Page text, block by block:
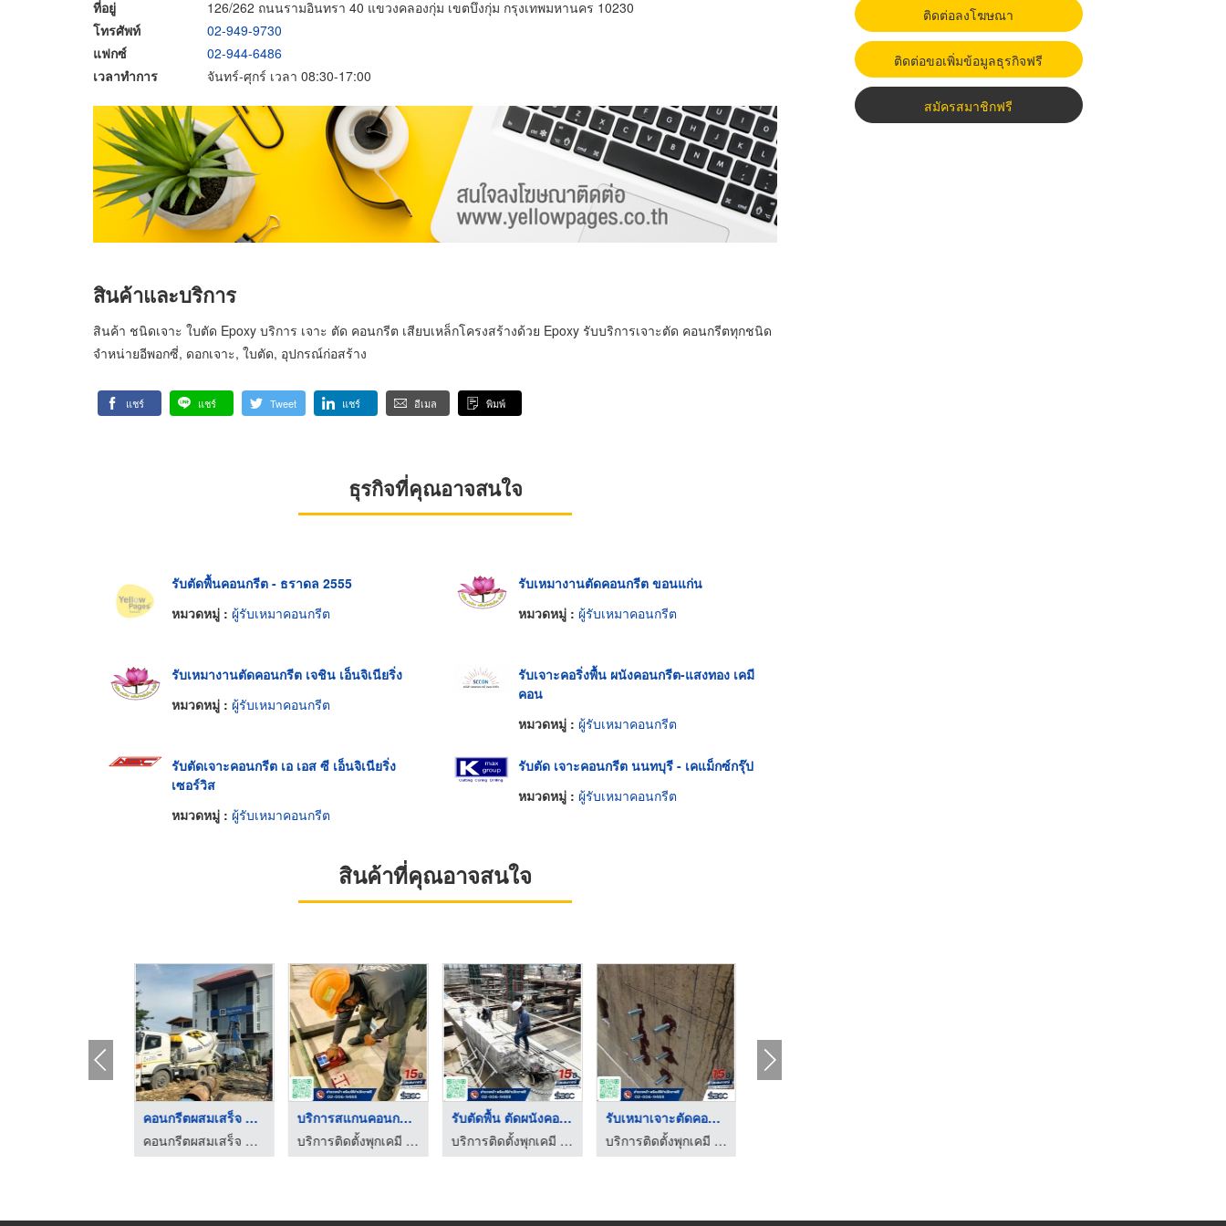
ที่อยู่
126/262 ถนนรามอินทรา 40 แขวงคลองกุ่ม เขตบึงกุ่ม กรุงเทพมหานคร 10230
โทรศัพท์
02-949-9730
แฟกซ์
02-944-6486
เวลาทำการ
จันทร์-ศุกร์ เวลา 08:30-17:00
สินค้าและบริการ
สินค้า ชนิดเจาะ ใบตัด Epoxy บริการ เจาะ ตัด คอนกรีต เสียบเหล็กโครงสร้างด้วย Epoxy รับบริการเจาะตัด คอนกรีตทุกชนิด
จำหน่ายอีพอกซี่, ดอกเจาะ, ใบตัด, อุปกรณ์ก่อสร้าง
แชร์ แชร์ Tweet แชร์ อีเมล พิมพ์
ธุรกิจที่คุณอาจสนใจ
รับตัดพื้นคอนกรีต - ธราดล 2555
หมวดหมู่ : ผู้รับเหมาคอนกรีต
รับเหมางานตัดคอนกรีต ขอนแก่น
หมวดหมู่ : ผู้รับเหมาคอนกรีต
รับเหมางานตัดคอนกรีต เจชิน เอ็นจิเนียริ่ง
หมวดหมู่ : ผู้รับเหมาคอนกรีต
รับเจาะคอริ่งพื้น ผนังคอนกรีต-แสงทอง เคมี
คอน
หมวดหมู่ : ผู้รับเหมาคอนกรีต
รับตัดเจาะคอนกรีต เอ เอส ซี เอ็นจิเนียริ่ง
เซอร์วิส
หมวดหมู่ : ผู้รับเหมาคอนกรีต
รับตัด เจาะคอนกรีต นนทบุรี - เคแม็กซ์กรุ๊ป
หมวดหมู่ : ผู้รับเหมาคอนกรีต
สินค้าที่คุณอาจสนใจ
คอนกรีตผสมเสร็จ หทัย ...
คอนกรีตผสมเสร็จ สมุทรปราการ ชนะชัยคอนกรีต
บริการสแกนคอนกรีต 3D
บริการติดตั้งพุกเคมี เจาะ ตัด สแกนคอนกรีต นนทบุรี | SBCC
รับตัดพื้น ตัดผนังคอ ...
บริการติดตั้งพุกเคมี เจาะ ตัด สแกนคอนกรีต นนทบุรี | SBCC
รับเหมาเจาะตัดคอนกรี ...
บริการติดตั้งพุกเคมี เจาะ ตัด สแกนคอนกรีต นนทบุรี | SBCC
ติดต่อลงโฆษณา
ติดต่อขอเพิ่มข้อมูลธุรกิจฟรี
สมัครสมาชิกฟรี